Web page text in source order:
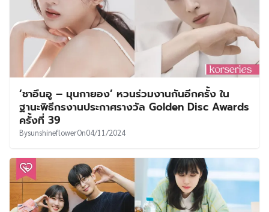
‘ชาอึนอู – มุนกายอง’ หวนร่วมงานกันอีกครั้ง ใน
ฐานะพิธีกรงานประกาศรางวัล Golden Disc Awards
ครั้งที่ 39
BysunshineflowerOn04/11/2024